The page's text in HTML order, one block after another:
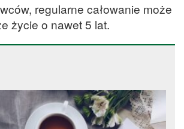
regularne całowanie może
życie o nawet 5 lat.